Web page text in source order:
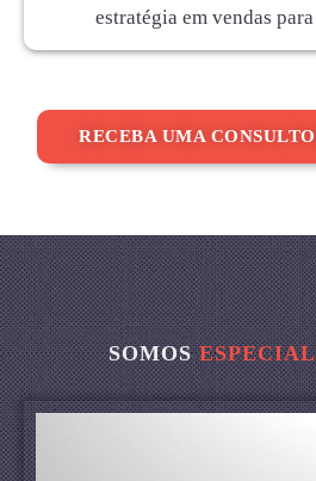
estratégia em vendas
RECEBA UMA
SOMOS